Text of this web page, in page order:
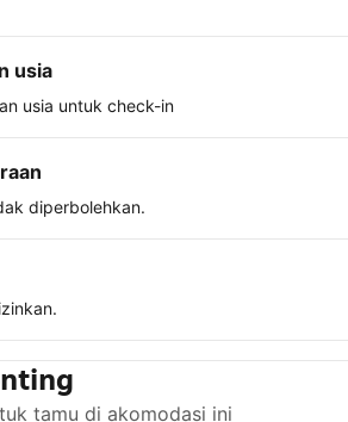
usia
usia untuk check-in
diperbolehkan.
tamu di akomodasi ini